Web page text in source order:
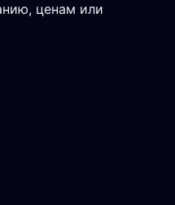
ценам или